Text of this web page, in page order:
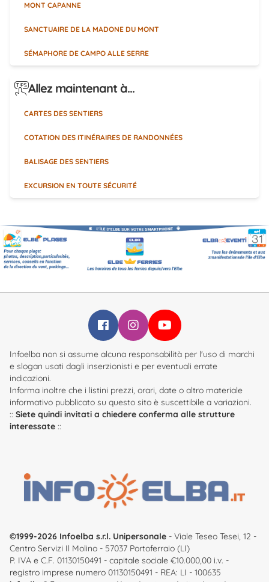
MONT CAPANNE
SANCTUAIRE DE LA MADONE DU MONT
SÉMAPHORE DE CAMPO ALLE SERRE
Allez maintenant à...
CARTES DES SENTIERS
COTATION DES ITINÉRAIRES DE RANDONNÉES
BALISAGE DES SENTIERS
EXCURSION EN TOUTE SÉCURITÉ
Infoelba su Facebook
Infoelba su Instagram
Infoelba su YouTube
Infoelba non si assume alcuna responsabilità per l'uso di marchi
e slogan usati dagli inserzionisti e per eventuali errate
indicazioni.
Informa inoltre che i listini prezzi, orari, date o altro materiale
informativo pubblicato su questo sito è suscettibile a variazioni.
:: Siete quindi invitati a chiedere conferma alle strutture
interessate ::
©1999-2026 Infoelba s.r.l. Unipersonale - Viale Teseo Tesei, 12 -
Centro Servizi Il Molino - 57037 Portoferraio (LI)
P. IVA e C.F. 01130150491 - capitale sociale €10.000,00 i.v. -
registro imprese numero 01130150491 - REA: LI - 100635